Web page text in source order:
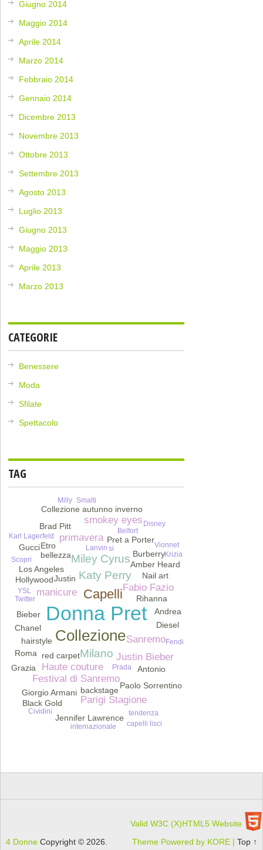
Giugno 2014
Maggio 2014
Aprile 2014
Marzo 2014
Febbraio 2014
Gennaio 2014
Dicembre 2013
Novembre 2013
Ottobre 2013
Settembre 2013
Agosto 2013
Luglio 2013
Giugno 2013
Maggio 2013
Aprile 2013
Marzo 2013
CATEGORIE
Benessere
Moda
Sfilate
Spettacolo
TAG
Donna Pret
Collezione
Capelli
Milano
Katy Perry
Miley Cyrus
Haute couture
manicure
Festival di Sanremo
primavera
Justin Bieber
Sanremo
Fabio Fazio
Parigi Stagione
smokey eyes
backstage
red carpet
Justin
Pret a Porter
Los Angeles
Antonio
bellezza
Chanel
Collezione autunno inverno
Hollywood
Jennifer Lawrence
Paolo Sorrentino
Rihanna
Amber Heard
Burberry
Giorgio Armani
hairstyle
Nail art
Andrea
Bieber
Black Gold
Brad Pitt
Diesel
Etro
Grazia
Gucci
Roma
Belfort
Fendi
internazionale
Karl Lagerfeld
Lanvin
Scopri
si
Smalti
tendenza
Twitter
YSL
capelli lisci
Cividini
Disney
Krizia
Milly
Prada
Vionnet
Valid W3C (X)HTML5 Website
4 DonneCopyright © 2026. Theme Powered by KORE |Top ↑